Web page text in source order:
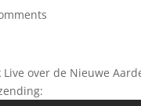
over de Nieuwe